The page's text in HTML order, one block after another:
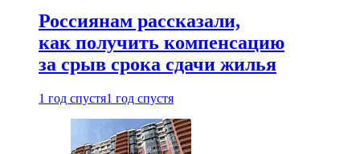
Россиянам рассказали,
как получить компенсацию
за срыв срока сдачи жилья
1 год спустя1 год спустя